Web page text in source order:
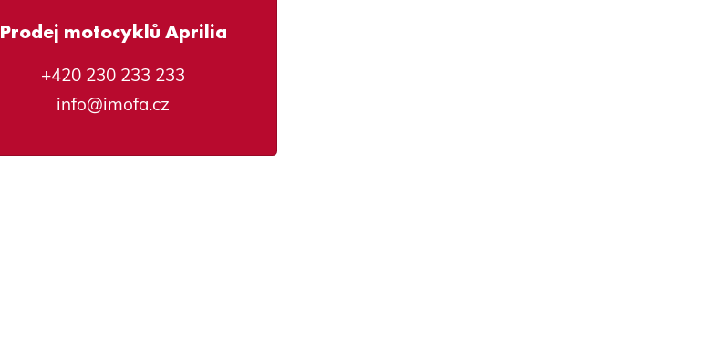
Prodej motocyklů Aprilia
+420 230 233 233
info@imofa.cz